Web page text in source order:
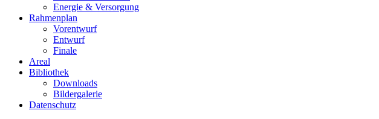
Energie & Versorgung
Rahmenplan
Vorentwurf
Entwurf
Finale
Areal
Bibliothek
Downloads
Bildergalerie
Datenschutz